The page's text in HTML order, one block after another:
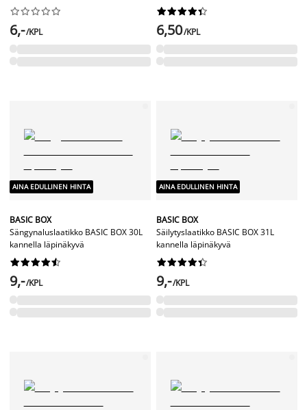






6,-/KPL






6,50/KPL
AINA EDULLINEN HINTA
BASIC BOX
Sängynaluslaatikko BASIC BOX 30L
kannella läpinäkyvä






9,-/KPL
AINA EDULLINEN HINTA
BASIC BOX
Säilytyslaatikko BASIC BOX 31L
kannella läpinäkyvä






9,-/KPL